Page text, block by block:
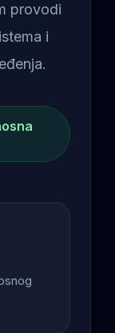
provodi
i